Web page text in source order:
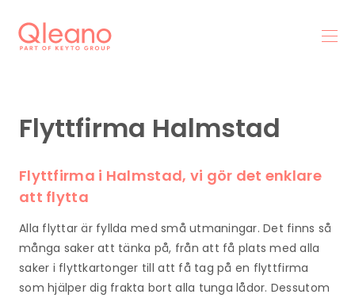
Flyttfirma Halmstad
Flyttfirma i Halmstad, vi gör det enklare
att flytta
Alla flyttar är fyllda med små utmaningar. Det finns så
många saker att tänka på, från att få plats med alla
saker i flyttkartonger till att få tag på en flyttfirma
som hjälper dig frakta bort alla tunga lådor. Dessutom